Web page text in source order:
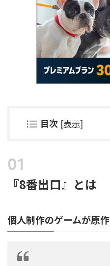
目次 [表示]
『8番出口』とは
個人制作のゲームが原作